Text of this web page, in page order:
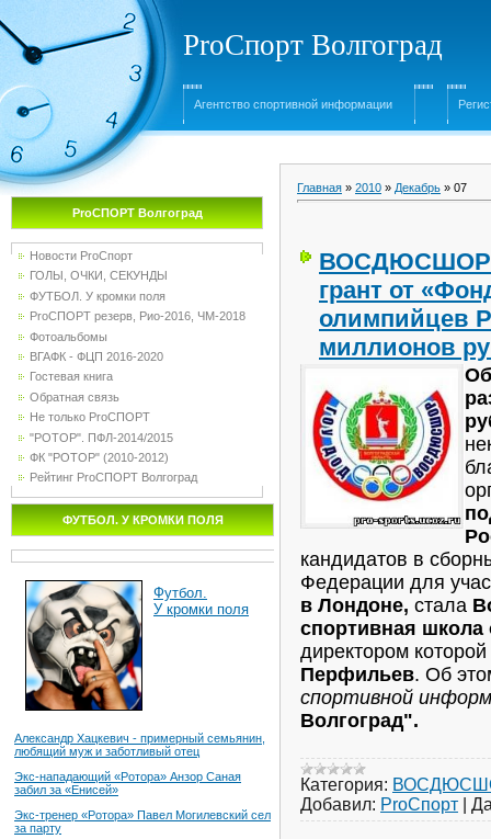
ProСпорт Волгоград
Агентство спортивной информации
ProСПОРТ Волгоград
Новости ProСпорт
ГОЛЫ, ОЧКИ, СЕКУНДЫ
ФУТБОЛ. У кромки поля
ProСПОРТ резерв, Рио-2016, ЧМ-2018
Фотоальбомы
ВГАФК - ФЦП 2016-2020
Гостевая книга
Обратная связь
Не только ProСПОРТ
"РОТОР". ПФЛ-2014/2015
ФК "РОТОР" (2010-2012)
Рейтинг ProСПОРТ Волгоград
ФУТБОЛ. У КРОМКИ ПОЛЯ
Футбол.
У кромки поля
Александр Хацкевич - примерный семьянин,
любящий муж и заботливый отец
Экс-нападающий «Ротора» Анзор Саная
забил за «Енисей»
Экс-тренер «Ротора» Павел Могилевский сел
за парту
Главная » 2010 » Декабрь » 07
ВОСДЮСШОР
грант от
олимпийцев
миллионов
кандидатов в
Федерации для
в Лондоне, стала
спортивная школа
директором
Перфильев. Об
спортивной
Волгоград".
Категория:
Добавил: ProСпорт